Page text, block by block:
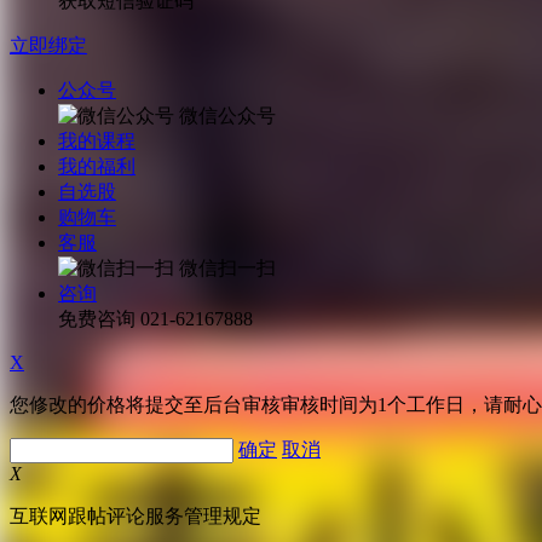
立即绑定
公众号
微信公众号
我的课程
我的福利
自选股
购物车
客服
微信扫一扫
咨询
免费咨询 021-62167888
X
您修改的价格将提交至后台审核审核时间为1个工作日，请耐
确定 取消
X
互联网跟帖评论服务管理规定